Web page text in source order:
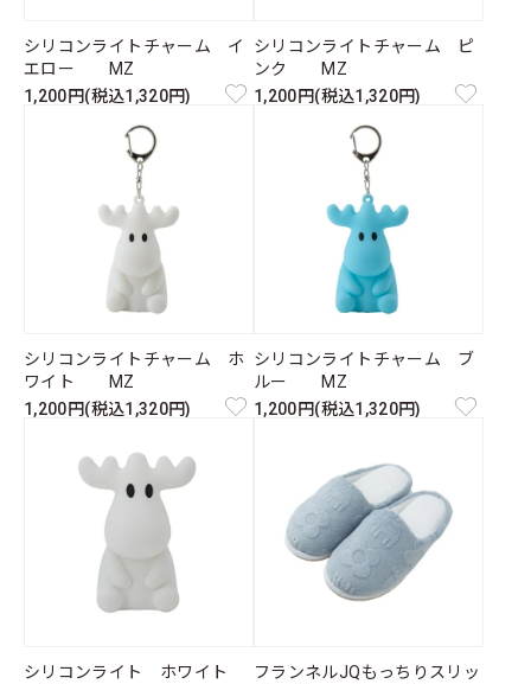
シリコンライトチャーム イ
エロー MZ
1,200円(税込1,320円)
シリコンライトチャーム ピ
ンク MZ
1,200円(税込1,320円)
シリコンライトチャーム ホ
ワイト MZ
1,200円(税込1,320円)
シリコンライトチャーム ブ
ルー MZ
1,200円(税込1,320円)
シリコンライト ホワイト
フランネルJQもっちりスリッ